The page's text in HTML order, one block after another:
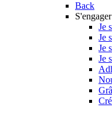
Back
S'engager
Je
Je
Je
Je